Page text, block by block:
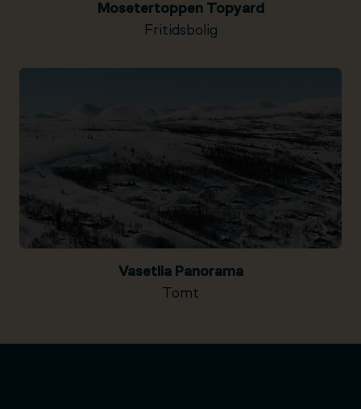
Mosetertoppen Topyard
Fritidsbolig
Vasetlia Panorama
Tomt